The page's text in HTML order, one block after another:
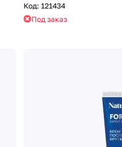
Код:121434
Под заказ